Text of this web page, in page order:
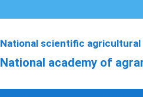
National scientific agricultural
National academy of